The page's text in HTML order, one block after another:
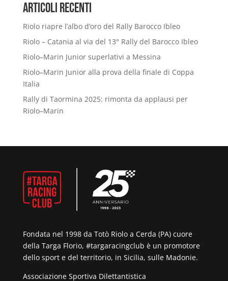
Articoli Recenti
Riolo riapre l’albo d’oro del Rally Barocco Ibleo
Riolo – Catania al via del 13° Rally del Barocco Ibleo
Riolo–Marin Junior superlativi a Messina
Riolo–Marin Junior alla prova della finale di Coppa
Italia
Rally di Taormina 2025: rimonta da applausi per
Riolo–Marin
Fondata nel 1998 da Totò Riolo a Cerda (PA) cuore
della Targa Florio, #targaracingclub è un promotore
dello sport e del territorio, in Sicilia, sulle Madonie.
Associazione Sportiva Dilettantistica